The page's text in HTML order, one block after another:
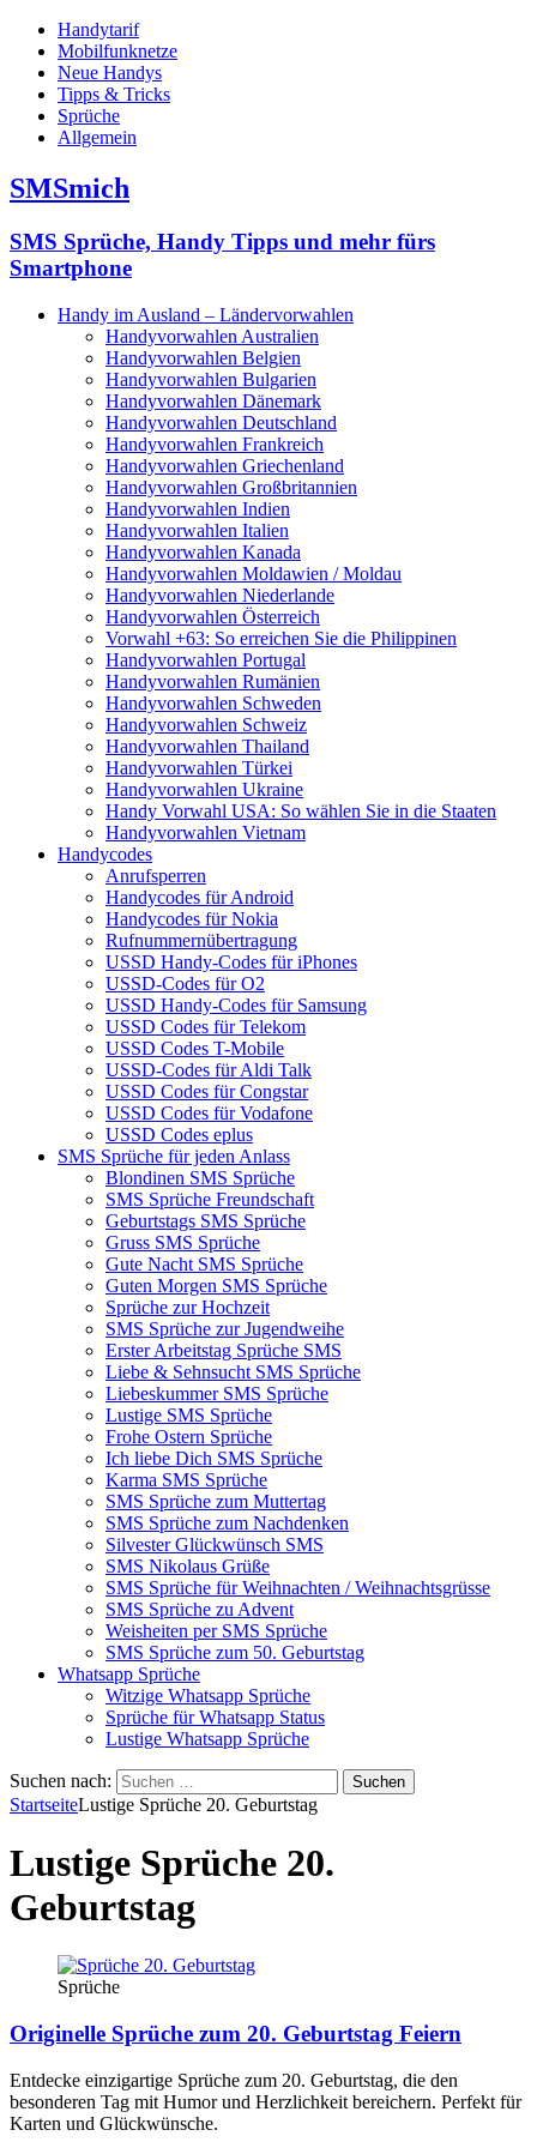
Handytarif
Mobilfunknetze
Neue Handys
Tipps & Tricks
Sprüche
Allgemein
SMSmich
SMS Sprüche, Handy Tipps und mehr fürs
Smartphone
Handy im Ausland – Ländervorwahlen
Handyvorwahlen Australien
Handyvorwahlen Belgien
Handyvorwahlen Bulgarien
Handyvorwahlen Dänemark
Handyvorwahlen Deutschland
Handyvorwahlen Frankreich
Handyvorwahlen Griechenland
Handyvorwahlen Großbritannien
Handyvorwahlen Indien
Handyvorwahlen Italien
Handyvorwahlen Kanada
Handyvorwahlen Moldawien / Moldau
Handyvorwahlen Niederlande
Handyvorwahlen Österreich
Vorwahl +63: So erreichen Sie die Philippinen
Handyvorwahlen Portugal
Handyvorwahlen Rumänien
Handyvorwahlen Schweden
Handyvorwahlen Schweiz
Handyvorwahlen Thailand
Handyvorwahlen Türkei
Handyvorwahlen Ukraine
Handy Vorwahl USA: So wählen Sie in die Staaten
Handyvorwahlen Vietnam
Handycodes
Anrufsperren
Handycodes für Android
Handycodes für Nokia
Rufnummernübertragung
USSD Handy-Codes für iPhones
USSD-Codes für O2
USSD Handy-Codes für Samsung
USSD Codes für Telekom
USSD Codes T-Mobile
USSD-Codes für Aldi Talk
USSD Codes für Congstar
USSD Codes für Vodafone
USSD Codes eplus
SMS Sprüche für jeden Anlass
Blondinen SMS Sprüche
SMS Sprüche Freundschaft
Geburtstags SMS Sprüche
Gruss SMS Sprüche
Gute Nacht SMS Sprüche
Guten Morgen SMS Sprüche
Sprüche zur Hochzeit
SMS Sprüche zur Jugendweihe
Erster Arbeitstag Sprüche SMS
Liebe & Sehnsucht SMS Sprüche
Liebeskummer SMS Sprüche
Lustige SMS Sprüche
Frohe Ostern Sprüche
Ich liebe Dich SMS Sprüche
Karma SMS Sprüche
SMS Sprüche zum Muttertag
SMS Sprüche zum Nachdenken
Silvester Glückwünsch SMS
SMS Nikolaus Grüße
SMS Sprüche für Weihnachten / Weihnachtsgrüsse
SMS Sprüche zu Advent
Weisheiten per SMS Sprüche
SMS Sprüche zum 50. Geburtstag
Whatsapp Sprüche
Witzige Whatsapp Sprüche
Sprüche für Whatsapp Status
Lustige Whatsapp Sprüche
Suchen nach:
StartseiteLustige Sprüche 20. Geburtstag
Lustige Sprüche 20.
Geburtstag
Sprüche
Originelle Sprüche zum 20. Geburtstag Feiern
Entdecke einzigartige Sprüche zum 20. Geburtstag, die den
besonderen Tag mit Humor und Herzlichkeit bereichern. Perfekt für
Karten und Glückwünsche.